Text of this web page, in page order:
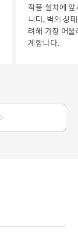
작품 설치에
니다. 벽의 상
려해 가장 어
계합니다.